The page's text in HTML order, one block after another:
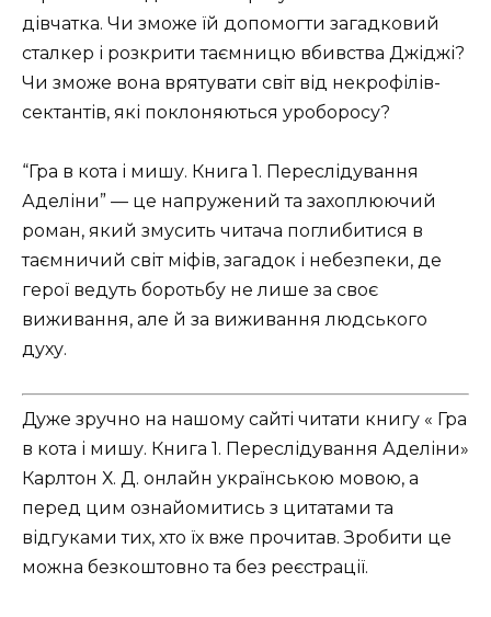
дівчатка. Чи зможе їй допомогти загадковий
сталкер і розкрити таємницю вбивства Джіджі?
Чи зможе вона врятувати світ від некрофілів-
сектантів, які поклоняються уроборосу?
“Гра в кота і мишу. Книга 1. Переслідування
Аделіни” — це напружений та захоплюючий
роман, який змусить читача поглибитися в
таємничий світ міфів, загадок і небезпеки, де
герої ведуть боротьбу не лише за своє
виживання, але й за виживання людського
духу.
Дуже зручно на нашому сайті читати книгу « Гра
в кота і мишу. Книга 1. Переслідування Аделіни»
Карлтон Х. Д. онлайн українською мовою, а
перед цим ознайомитись з цитатами та
відгуками тих, хто їх вже прочитав. Зробити це
можна безкоштовно та без реєстрації.